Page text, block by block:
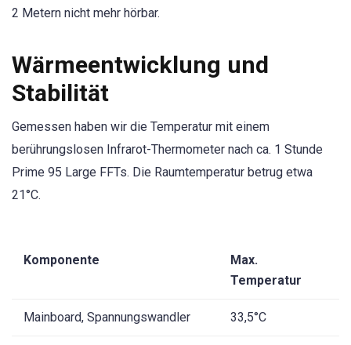
2 Metern nicht mehr hörbar.
Wärmeentwicklung und
Stabilität
Gemessen haben wir die Temperatur mit einem
berührungslosen Infrarot-Thermometer nach ca. 1 Stunde
Prime 95 Large FFTs. Die Raumtemperatur betrug etwa
21°C.
Komponente
Max.
Temperatur
Mainboard, Spannungswandler 33,5°C